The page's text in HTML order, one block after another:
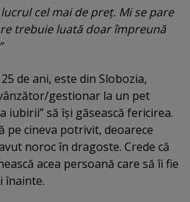
cel mai de preţ. Mi se pare
trebuie luată doar împreună
de ani, este din Slobozia,
gestionar la un pet
iubirii” să îşi găsească fericirea.
pe cineva potrivit, deoarece
noroc în dragoste. Crede că
acea persoană care să îi fie
înainte.